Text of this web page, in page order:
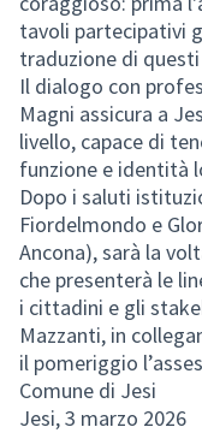
tavoli partecipativi
traduzione di
Il dialogo con
Magni assicura a
livello, capace di
funzione e identità
Dopo i saluti
Fiordelmondo e
Ancona), sarà la
che presenterà le
i cittadini e gli
Mazzanti, in
il pomeriggio
Comune di Jesi
Jesi, 3 marzo 2026